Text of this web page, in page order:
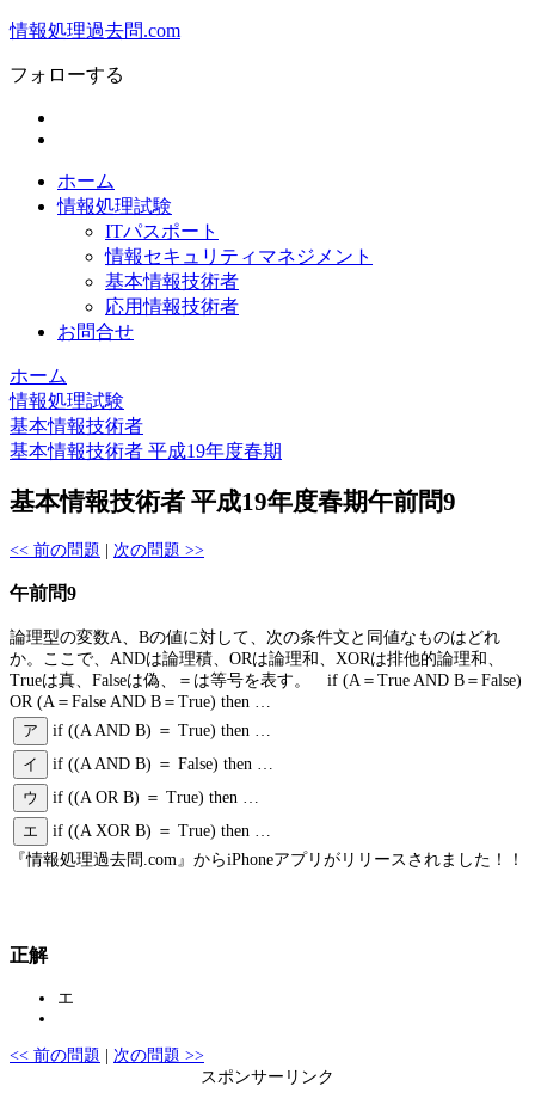
情報処理過去問.com
フォローする
ホーム
情報処理試験
ITパスポート
情報セキュリティマネジメント
基本情報技術者
応用情報技術者
お問合せ
ホーム
情報処理試験
基本情報技術者
基本情報技術者 平成19年度春期
基本情報技術者 平成19年度春期午前問9
<< 前の問題 次の問題 >>
午前問9
論理型の変数A、Bの値に対して、次の条件文と同値なものはどれ
か。ここで、ANDは論理積、ORは論理和、XORは排他的論理和、
Trueは真、Falseは偽、＝は等号を表す。 if (A＝True AND B＝False)
OR (A＝False AND B＝True) then …
ア
if ((A AND B) ＝ True) then …
イ
if ((A AND B) ＝ False) then …
ウ
if ((A OR B) ＝ True) then …
エ
if ((A XOR B) ＝ True) then …
『情報処理過去問.com』からiPhoneアプリがリリースされました！！
正解
エ
<< 前の問題
次の問題 >>
スポンサーリンク